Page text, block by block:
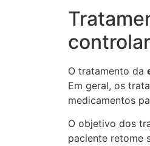
O tratamento da
Em geral, os
medicamentos
O objetivo dos
paciente retome